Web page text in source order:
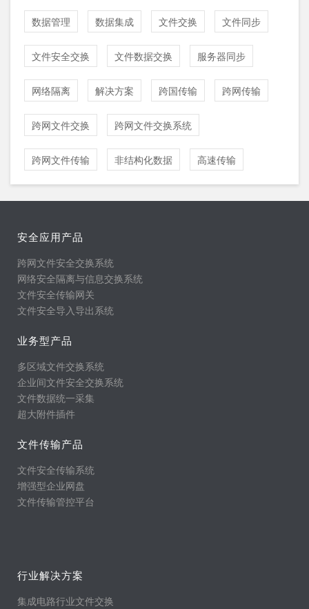
数据管理 数据集成 文件交换 文件同步
文件安全交换 文件数据交换 服务器同步
网络隔离 解决方案 跨国传输 跨网传输
跨网文件交换 跨网文件交换系统
跨网文件传输 非结构化数据 高速传输
安全应用产品
跨网文件安全交换系统
网络安全隔离与信息交换系统
文件安全传输网关
文件安全导入导出系统
业务型产品
多区域文件交换系统
企业间文件安全交换系统
文件数据统一采集
超大附件插件
文件传输产品
文件安全传输系统
增强型企业网盘
文件传输管控平台
行业解决方案
集成电路行业文件交换